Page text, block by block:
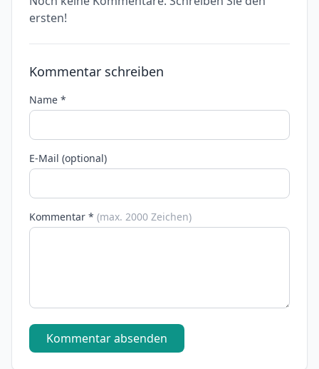
ersten!
Kommentar schreiben
Name *
E-Mail (optional)
Kommentar * (max. 2000 Zeichen)
Kommentar absenden